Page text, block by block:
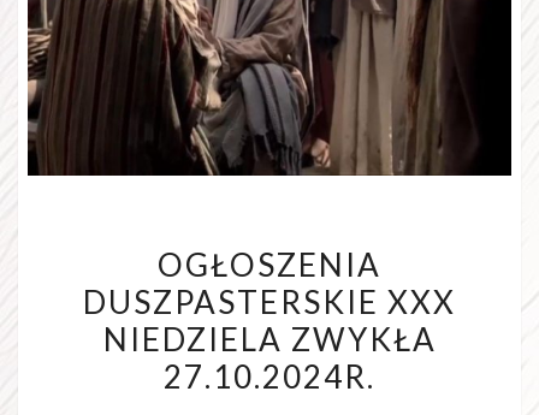
DUSZPASTERSKIE
XXX
NIEDZIELA
ZWYKŁA
OGŁOSZENIA
DUSZPASTERSKIE XXX
NIEDZIELA ZWYKŁA
27.10.2024R.